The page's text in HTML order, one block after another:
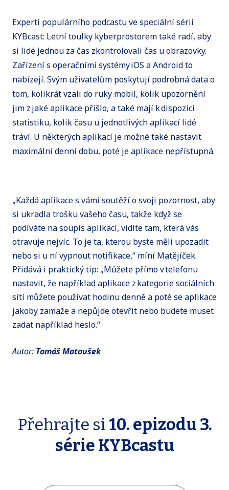
Experti populárního podcastu ve speciální sérii
KYBcast: Letní toulky kyberprostorem také radí, aby
si lidé jednou za čas zkontrolovali čas u obrazovky.
Zařízení s operačními systémy iOS a Android to
nabízejí. Svým uživatelům poskytují podrobná data o
tom, kolikrát vzali do ruky mobil, kolik upozornění
jim z jaké aplikace přišlo, a také mají k dispozici
statistiku, kolik času u jednotlivých aplikací lidé
tráví. U některých aplikací je možné také nastavit
maximální denní dobu, poté je aplikace nepřístupná.
„Každá aplikace s vámi soutěží o svoji pozornost, aby
si ukradla trošku vašeho času, takže když se
podíváte na soupis aplikací, vidíte tam, která vás
otravuje nejvíc. To je ta, kterou byste měli upozadit
nebo si u ní vypnout notifikace,“ míní Matějíček.
Přidává i praktický tip: „Můžete přímo v telefonu
nastavit, že například aplikace z kategorie sociálních
sítí můžete používat hodinu denně a poté se aplikace
jakoby zamaže a nepůjde otevřít nebo budete muset
zadat například heslo.“
Autor: Tomáš Matoušek
Přehrajte si10. epizodu 3.
série KYBcastu